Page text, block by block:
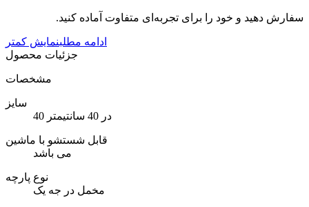
سفارش دهید و خود را برای تجربه‌ای متفاوت آماده کنید.
ادامه مطلبنمایش کمتر
جزئیات محصول
مشخصات
سایز
40 در 40 سانتیمتر
قابل شستشو با ماشین
می باشد
نوع پارچه
مخمل در جه یک